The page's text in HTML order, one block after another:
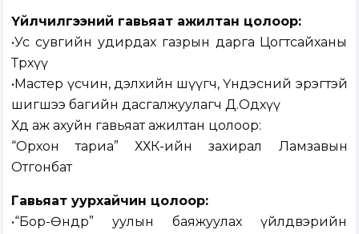
Үйлчилгээний гавьяат ажилтан цолоор:
•Ус сувгийн удирдах газрын дарга Цогтсайханы
Төрхүү
•Мастер үсчин, дэлхийн шүүгч, Үндэсний эрэгтэй
шигшээ багийн дасгалжуулагч Д.Одхүү
Хөдөө аж ахуйн гавьяат ажилтан цолоор:
“Орхон тариа” ХХК-ийн захирал Ламзавын
Отгонбат
Гавьяат уурхайчин цолоор:
•“Бор-Өндөр” уулын баяжуулах үйлдвэрийн